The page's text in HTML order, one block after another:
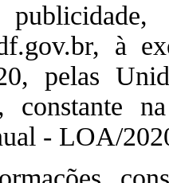
à
pelas
constante
- LOA/